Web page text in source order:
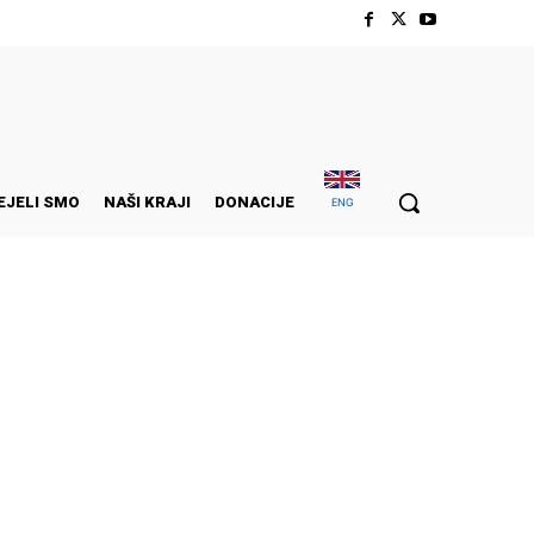
SMO NAŠI KRAJI DONACIJE ENG